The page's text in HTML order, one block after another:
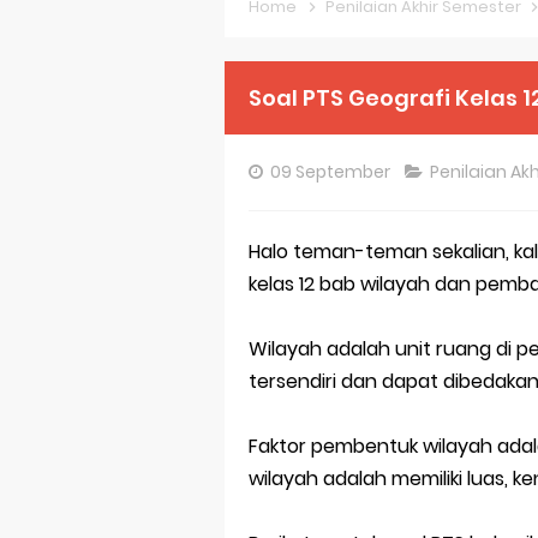
Pembahasan
Bocoran
Bencana
Gratis, Pre
50 Latihan
Prediksi Soal
Latihan Soal
STOP Belajar
Home Penilaian Akhir Semester
Soal PTS Geografi Kelas
09 September Penilaian
Halo teman-teman sekalian,
kelas 12 bab wilayah dan
Wilayah adalah unit ruang di
tersendiri dan dapat
Faktor pembentuk wilayah
wilayah adalah memiliki luas,